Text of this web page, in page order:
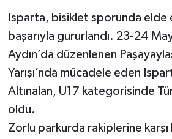
Isparta, bisiklet sporunda elde
başarıyla gururlandı. 23-24
Aydın’da düzenlenen
Yarışı’nda mücadele eden
Altınalan, U17 kategorisinde
oldu.
Zorlu parkurda rakiplerine